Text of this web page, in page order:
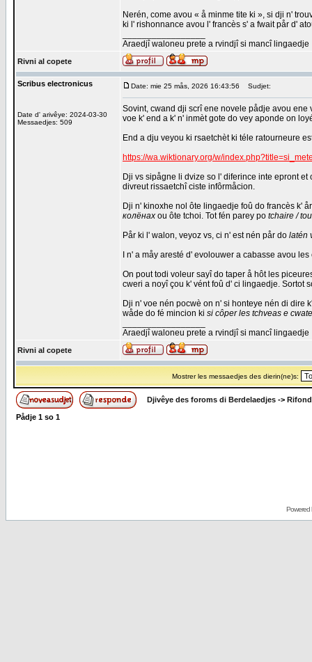
Nerén, come avou « å minme tite ki », si dji n'
ki l' rishonnance avou l' francès s' a fwait pår d'
Araedjî waloneu prete a rvindjî si mancî lingaedje
Rivni al copete
Scribus electronicus
Date d' arivêye: 2024-03-30
Messaedjes: 509
Date: mie 25 mås, 2026 16:43:56 Sudjet:
Sovint, cwand dji scrî ene novele pådje avou
voe k' end a k' n' inmèt gote do vey aponde on
End a dju veyou ki rsaetchèt ki téle ratourneure
https://wa.wiktionary.org/w/
Dji vs sipågne li dvize so l' diferince inte epront
divreut rissaetchî ciste infôrmåcion.
Dji n' kinoxhe nol ôte lingaedje foû do francès k'
колёнах ou ôte tchoi. Tot fén parey po tchaire /
Pår ki l' walon, veyoz vs, ci n' est nén pår do latén
I n' a måy aresté d' evolouwer a cabasse avou
On pout todi voleur sayî do taper å hôt les
cweri a noyî çou k' vént foû d' ci lingaedje. Sortot
Dji n' voe nén pocwè on n' si honteye nén di dire
wåde do fé mincion ki si côper les tchveas e cwate
Araedjî waloneu prete a rvindjî si mancî lingaedje
Rivni al copete
Mostrer les messaedjes des dierin(ne)s:
Djivêye des foroms di Berdelaedjes ->
Pådje 1 so 1
Powered